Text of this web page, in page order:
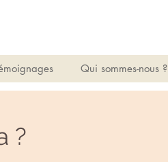
Qui sommes-nous ?
?